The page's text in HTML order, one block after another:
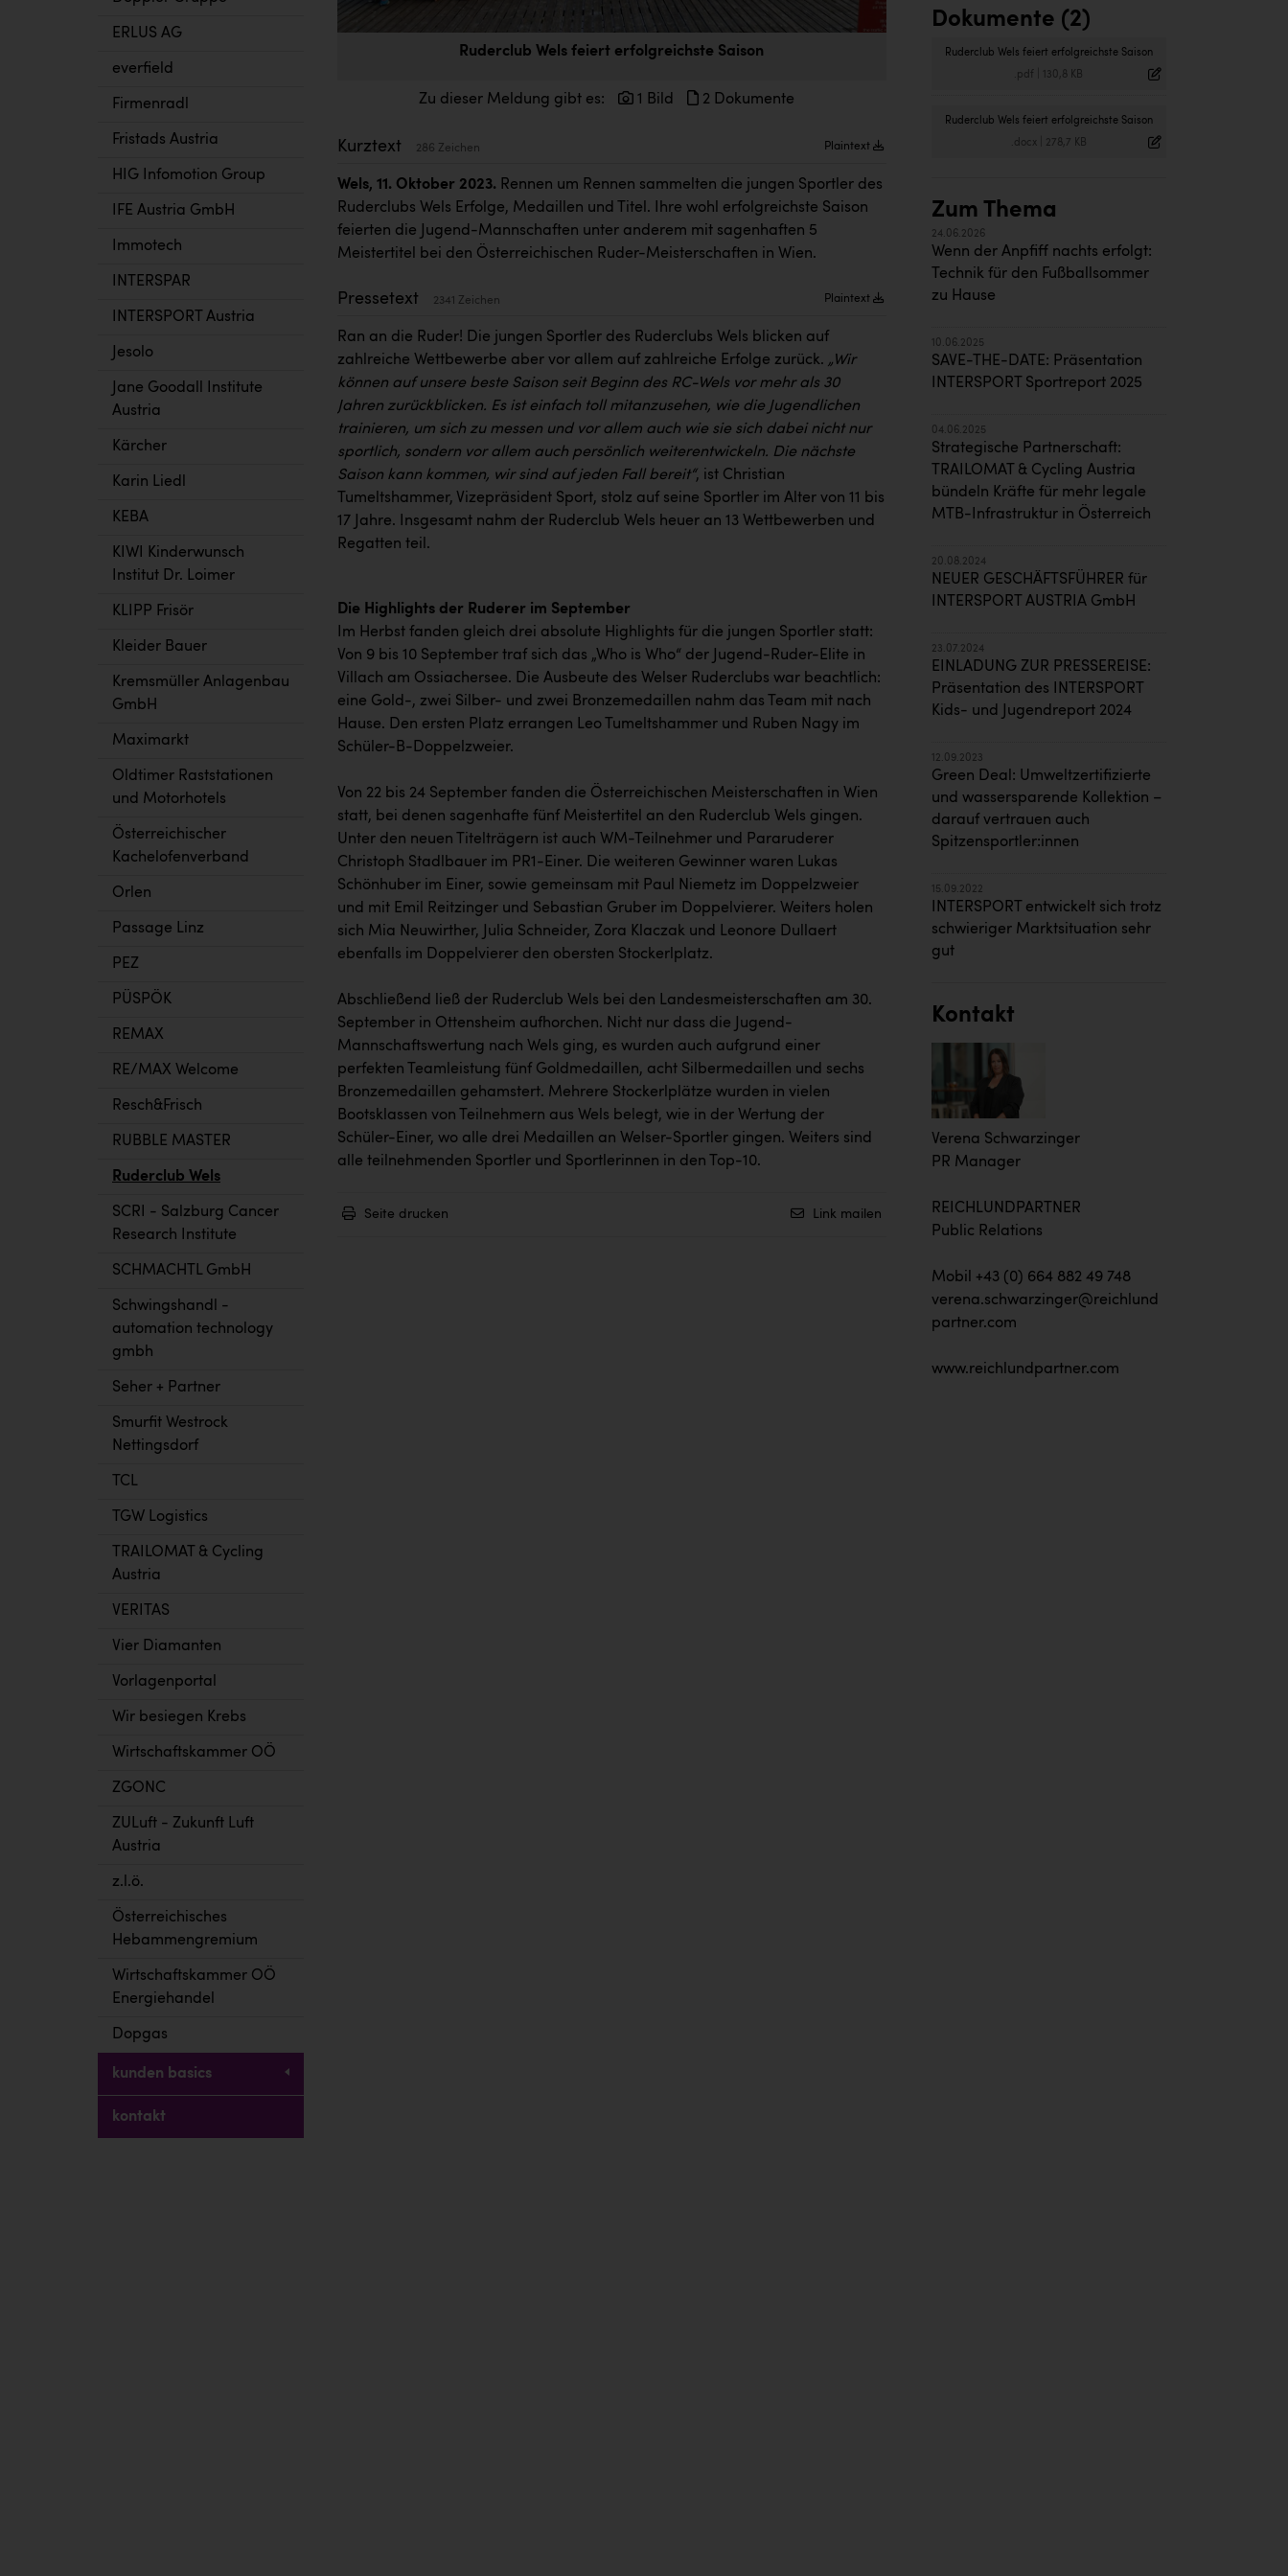
ERLUS AG
everfield
Firmenradl
Fristads Austria
HIG Infomotion Group
IFE Austria GmbH
Immotech
INTERSPAR
INTERSPORT Austria
Jesolo
Jane Goodall Institute
Austria
Kärcher
Karin Liedl
KEBA
KIWI Kinderwunsch
Institut Dr. Loimer
KLIPP Frisör
Kleider Bauer
Kremsmüller Anlagenbau
GmbH
Maximarkt
Oldtimer Raststationen
und Motorhotels
Österreichischer
Kachelofenverband
Orlen
Passage Linz
PEZ
PÜSPÖK
REMAX
RE/MAX Welcome
Resch&Frisch
RUBBLE MASTER
Ruderclub Wels
SCRI - Salzburg Cancer
Research Institute
SCHMACHTL GmbH
Schwingshandl -
automation technology
gmbh
Seher + Partner
Smurfit Westrock
Nettingsdorf
TCL
TGW Logistics
TRAILOMAT & Cycling
Austria
VERITAS
Vier Diamanten
Vorlagenportal
Wir besiegen Krebs
Wirtschaftskammer OÖ
ZGONC
ZULuft - Zukunft Luft
Austria
z.l.ö.
Österreichisches
Hebammengremium
Wirtschaftskammer OÖ
Energiehandel
Dopgas
kunden basics
kontakt
Ruderclub Wels feiert erfolgreichste Saison
Zu dieser Meldung gibt es: 1 Bild 2 Dokumente
Kurztext 286 Zeichen Plaintext
Wels, 11. Oktober 2023. Rennen um Rennen sammelten die jungen Sportler des
Ruderclubs Wels Erfolge, Medaillen und Titel. Ihre wohl erfolgreichste Saison
feierten die Jugend-Mannschaften unter anderem mit sagenhaften 5
Meistertitel bei den Österreichischen Ruder-Meisterschaften in Wien.
Pressetext 2341 Zeichen Plaintext
Ran an die Ruder! Die jungen Sportler des Ruderclubs Wels blicken auf
zahlreiche Wettbewerbe aber vor allem auf zahlreiche Erfolge zurück. „Wir
können auf unsere beste Saison seit Beginn des RC-Wels vor mehr als 30
Jahren zurückblicken. Es ist einfach toll mitanzusehen, wie die Jugendlichen
trainieren, um sich zu messen und vor allem auch wie sie sich dabei nicht nur
sportlich, sondern vor allem auch persönlich weiterentwickeln. Die nächste
Saison kann kommen, wir sind auf jeden Fall bereit“, ist Christian
Tumeltshammer, Vizepräsident Sport, stolz auf seine Sportler im Alter von 11 bis
17 Jahre. Insgesamt nahm der Ruderclub Wels heuer an 13 Wettbewerben und
Regatten teil.
Die Highlights der Ruderer im September
Im Herbst fanden gleich drei absolute Highlights für die jungen Sportler statt:
Von 9 bis 10 September traf sich das „Who is Who“ der Jugend-Ruder-Elite in
Villach am Ossiachersee. Die Ausbeute des Welser Ruderclubs war beachtlich:
eine Gold-, zwei Silber- und zwei Bronzemedaillen nahm das Team mit nach
Hause. Den ersten Platz errangen Leo Tumeltshammer und Ruben Nagy im
Schüler-B-Doppelzweier.
Von 22 bis 24 September fanden die Österreichischen Meisterschaften in Wien
statt, bei denen sagenhafte fünf Meistertitel an den Ruderclub Wels gingen.
Unter den neuen Titelträgern ist auch WM-Teilnehmer und Pararuderer
Christoph Stadlbauer im PR1-Einer. Die weiteren Gewinner waren Lukas
Schönhuber im Einer, sowie gemeinsam mit Paul Niemetz im Doppelzweier
und mit Emil Reitzinger und Sebastian Gruber im Doppelvierer. Weiters holen
sich Mia Neuwirther, Julia Schneider, Zora Klaczak und Leonore Dullaert
ebenfalls im Doppelvierer den obersten Stockerlplatz.
Abschließend ließ der Ruderclub Wels bei den Landesmeisterschaften am 30.
September in Ottensheim aufhorchen. Nicht nur dass die Jugend-
Mannschaftswertung nach Wels ging, es wurden auch aufgrund einer
perfekten Teamleistung fünf Goldmedaillen, acht Silbermedaillen und sechs
Bronzemedaillen gehamstert. Mehrere Stockerlplätze wurden in vielen
Bootsklassen von Teilnehmern aus Wels belegt, wie in der Wertung der
Schüler-Einer, wo alle drei Medaillen an Welser-Sportler gingen. Weiters sind
alle teilnehmenden Sportler und Sportlerinnen in den Top-10.
Seite drucken Link mailen
Dokumente (2)
Ruderclub Wels feiert erfolgreichste Saison
.pdf 130,8 KB
Ruderclub Wels feiert erfolgreichste Saison
.docx| 278,7 KB
Zum Thema
24.06.2026
Wenn der Anpfiff nachts erfolgt:
Technik für den Fußballsommer
zu Hause
10.06.2025
SAVE-THE-DATE: Präsentation
INTERSPORT Sportreport 2025
04.06.2025
Strategische Partnerschaft:
TRAILOMAT & Cycling Austria
bündeln Kräfte für mehr legale
MTB-Infrastruktur in Österreich
20.08.2024
NEUER GESCHÄFTSFÜHRER für
INTERSPORT AUSTRIA GmbH
23.07.2024
EINLADUNG ZUR PRESSEREISE:
Präsentation des INTERSPORT
Kids- und Jugendreport 2024
12.09.2023
Green Deal: Umweltzertifizierte
und wassersparende Kollektion –
darauf vertrauen auch
Spitzensportler:innen
15.09.2022
INTERSPORT entwickelt sich trotz
schwieriger Marktsituation sehr
gut
Kontakt
Verena Schwarzinger
PR Manager
REICHLUNDPARTNER
Public Relations
Mobil +43 (0) 664 882 49 748
verena.schwarzinger@reichlund
partner.com
www.reichlundpartner.com